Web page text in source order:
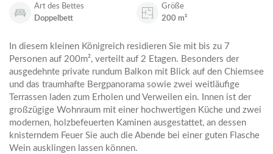
Art des Bettes
Doppelbett
Größe
200 m²
In diesem kleinen Königreich residieren Sie mit bis zu 7
Personen auf 200m², verteilt auf 2 Etagen. Besonders der
ausgedehnte private rundum Balkon mit Blick auf den Chiemsee
und das traumhafte Bergpanorama sowie zwei weitläufige
Terrassen laden zum Erholen und Verweilen ein. Innen ist der
großzügige Wohnraum mit einer hochwertigen Küche und zwei
modernen, holzbefeuerten Kaminen ausgestattet, an dessen
knisterndem Feuer Sie auch die Abende bei einer guten Flasche
Wein ausklingen lassen können.